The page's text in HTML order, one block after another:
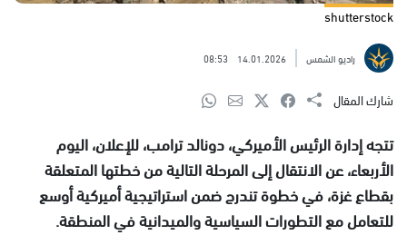
shutterstock
راديو الشمس 14.01.2026
08:53
شارك المقال
تتجه إدارة الرئيس الأميركي، دونالد ترامب، للإعلان، اليوم
الأربعاء، عن الانتقال إلى المرحلة التالية من خطتها المتعلقة
بقطاع غزة، في خطوة تندرج ضمن استراتيجية أميركية أوسع
للتعامل مع التطورات السياسية والميدانية في المنطقة.